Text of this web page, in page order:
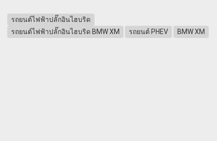
รถยนต์ไฟฟ้าปลั๊กอินไฮบริด
รถยนต์ไฟฟ้าปลั๊กอินไฮบริด BMW XM
รถยนต์ PHEV BMW XM